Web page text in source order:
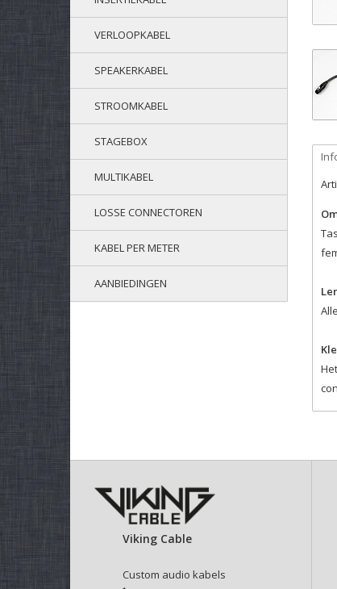
VERLOOPKABEL
SPEAKERKABEL
STROOMKABEL
STAGEBOX
MULTIKABEL
LOSSE CONNECTOREN
KABEL PER METER
AANBIEDINGEN
Viking Cable
Custom audio kabels